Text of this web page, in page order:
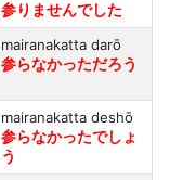
参りませんでした
mairanakatta darō
参らなかっただろう
mairanakatta deshō
参らなかったでしょ
う